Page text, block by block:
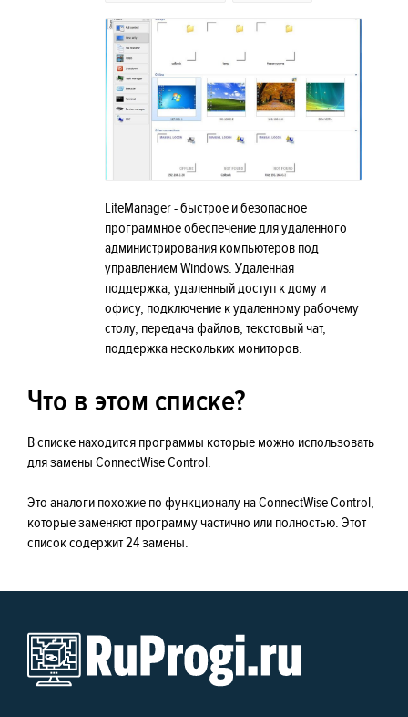
LiteManager - быстрое и безопасное
программное обеспечение для удаленного
администрирования компьютеров под
управлением Windows. Удаленная
поддержка, удаленный доступ к дому и
офису, подключение к удаленному рабочему
столу, передача файлов, текстовый чат,
поддержка нескольких мониторов.
Что в этом списке?
В списке находится программы которые можно использовать
для замены ConnectWise Control.
Это аналоги похожие по функционалу на ConnectWise Control,
которые заменяют программу частично или полностью. Этот
список содержит 24 замены.